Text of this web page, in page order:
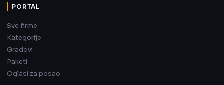
PORTAL
Sve firme
Kategorije
Gradovi
Paketi
Oglasi za posao